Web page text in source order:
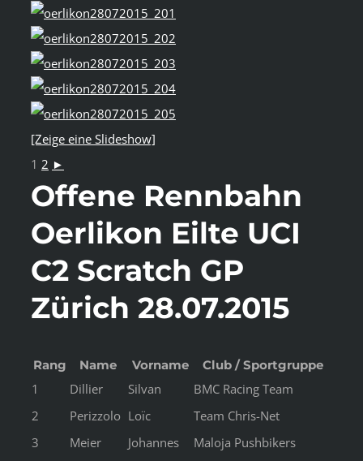
[Zeige eine Slideshow]
1 2 ►
Offene Rennbahn
Oerlikon Eilte UCI
C2 Scratch GP
Zürich 28.07.2015
Rang Name Vorname Club / Sportgruppe
1 Dillier Silvan
BMC Racing Team
2
Perizzolo Loïc
Team Chris-Net
3
Meier Johannes
Maloja Pushbikers